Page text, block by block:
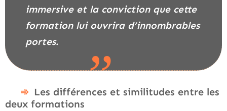
immersive et la conviction que cette
formation lui ouvrira d’innombrables
portes.
Les différences et similitudes entre les
deux formations